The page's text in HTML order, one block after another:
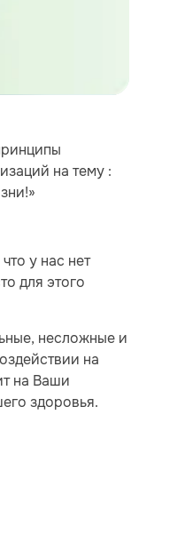
на тему :
у нас нет
для этого
несложные и
на
на Ваши
здоровья.